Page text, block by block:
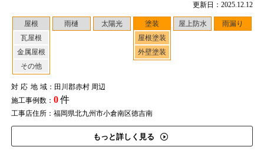
更新日：2025.12.12
屋根
瓦屋根
金属屋根
その他
雨樋 太陽光
塗装
屋根塗装
外壁塗装
屋上防水 雨漏り
対応地域：田川郡赤村 周辺
施工事例数： 0件
工事店住所：福岡県北九州市小倉南区徳吉南
もっと詳しく見る